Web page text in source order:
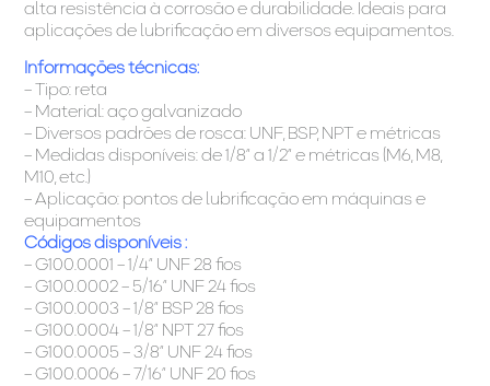
alta resistência à corrosão e durabilidade. Ideais para
aplicações de lubrificação em diversos equipamentos.
Informações técnicas:
– Tipo: reta
– Material: aço galvanizado
– Diversos padrões de rosca: UNF, BSP, NPT e métricas
– Medidas disponíveis: de 1/8” a 1/2” e métricas (M6, M8,
M10, etc.)
– Aplicação: pontos de lubrificação em máquinas e
equipamentos
Códigos disponíveis :
– G100.0001 – 1/4” UNF 28 fios
– G100.0002 – 5/16” UNF 24 fios
– G100.0003 – 1/8” BSP 28 fios
– G100.0004 – 1/8” NPT 27 fios
– G100.0005 – 3/8” UNF 24 fios
– G100.0006 – 7/16” UNF 20 fios